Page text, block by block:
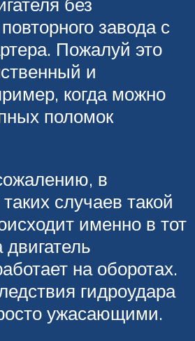
завода с
Пожалуй это
и
когда можно
поломок
в
случаев такой
именно в тот
на оборотах.
гидроудара
ужасающими.